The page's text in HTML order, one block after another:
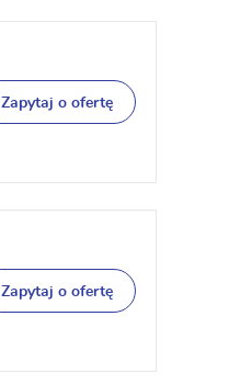
Zapytaj o ofertę
Zapytaj o ofertę